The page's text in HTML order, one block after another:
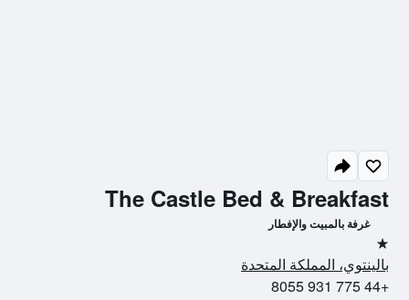
The Castle Bed & Breakfast
غرفة بالمبيت والإفطار
نجمة واحدة
بالينتوي، المملكة المتحدة
+44 775 931 8055